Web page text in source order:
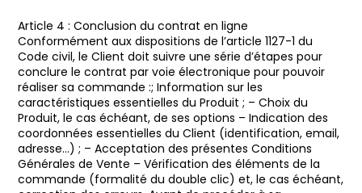
Article 4 : Conclusion du contrat en ligne
Conformément aux dispositions de l’article 1127-1 du
Code civil, le Client doit suivre une série d’étapes pour
conclure le contrat par voie électronique pour pouvoir
réaliser sa commande :; Information sur les
caractéristiques essentielles du Produit ; – Choix du
Produit, le cas échéant, de ses options – Indication des
coordonnées essentielles du Client (identification, email,
adresse…) ; – Acceptation des présentes Conditions
Générales de Vente – Vérification des éléments de la
commande (formalité du double clic) et, le cas échéant,